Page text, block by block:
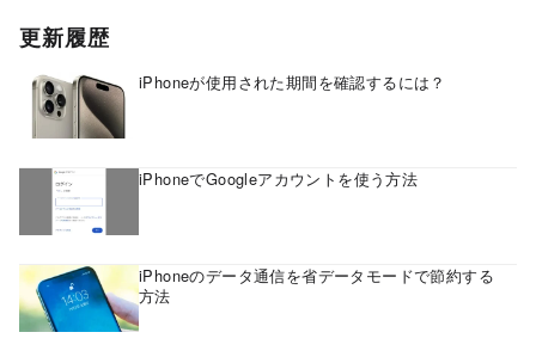
更新履歴
iPhoneが使用された期間を確認するには？
iPhoneでGoogleアカウントを使う方法
iPhoneのデータ通信を省データモードで節約する
方法